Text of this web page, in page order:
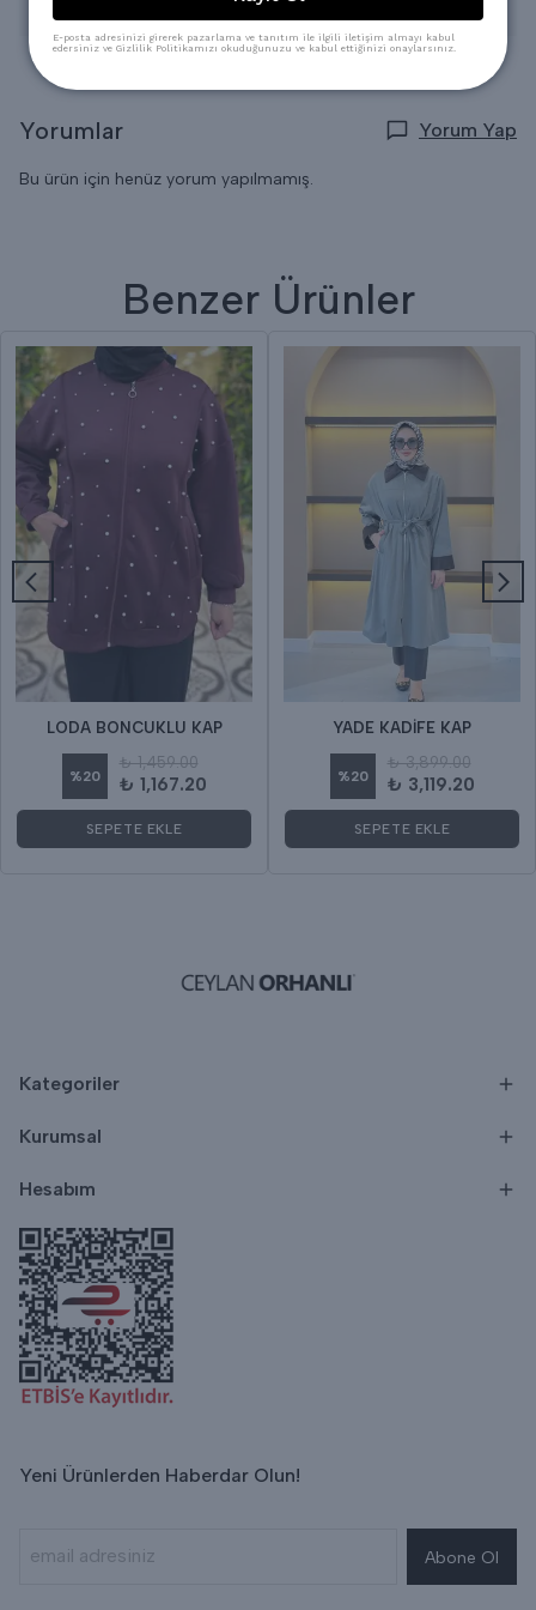
* Kuru Temizlemeye verilebilir.
Yorumlar Yorum Yap
Bu ürün için henüz yorum yapılmamış.
Benzer Ürünler
LODA BONCUKLU KAP
%20
₺ 1,459.00
₺ 1,167.20
SEPETE EKLE
YADE KADİFE KAP
%20
₺ 3,899.00
₺ 3,119.20
SEPETE EKLE
Kategoriler
Kurumsal
Hesabım
Yeni Ürünlerden Haberdar Olun!
Abone Ol
E-posta adresinizi girerek pazarlama ve tanıtım ile ilgili iletişim almayı kabul
edersiniz ve Gizlilik Politikamızı okuduğunuzu ve kabul ettiğinizi onaylarsınız.